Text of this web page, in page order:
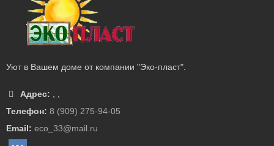
Уют в Вашем доме от компании "Эко-пласт".
Адрес:
Телефон: 8 (909) 275-94-05
Email: eco_33@mail.ru